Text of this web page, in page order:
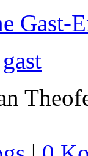
Gast-
gast